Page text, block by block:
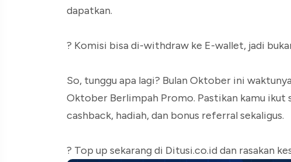
dapatkan.
? Komisi bisa di-withdraw ke E-wallet, jadi
So, tunggu apa lagi? Bulan Oktober ini
Oktober Berlimpah Promo. Pastikan kamu ikut
cashback, hadiah, dan bonus referral sekaligus.
? Top up sekarang di Ditusi.co.id dan rasakan